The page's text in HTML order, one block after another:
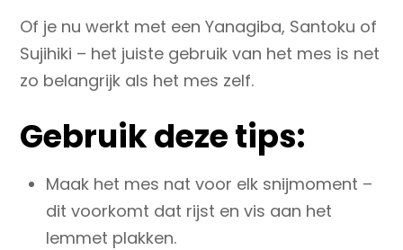
Of je nu werkt met een Yanagiba, Santoku of
Sujihiki – het juiste gebruik van het mes is net
zo belangrijk als het mes zelf.
Gebruik deze tips:
Maak het mes nat voor elk snijmoment –
dit voorkomt dat rijst en vis aan het
lemmet plakken.